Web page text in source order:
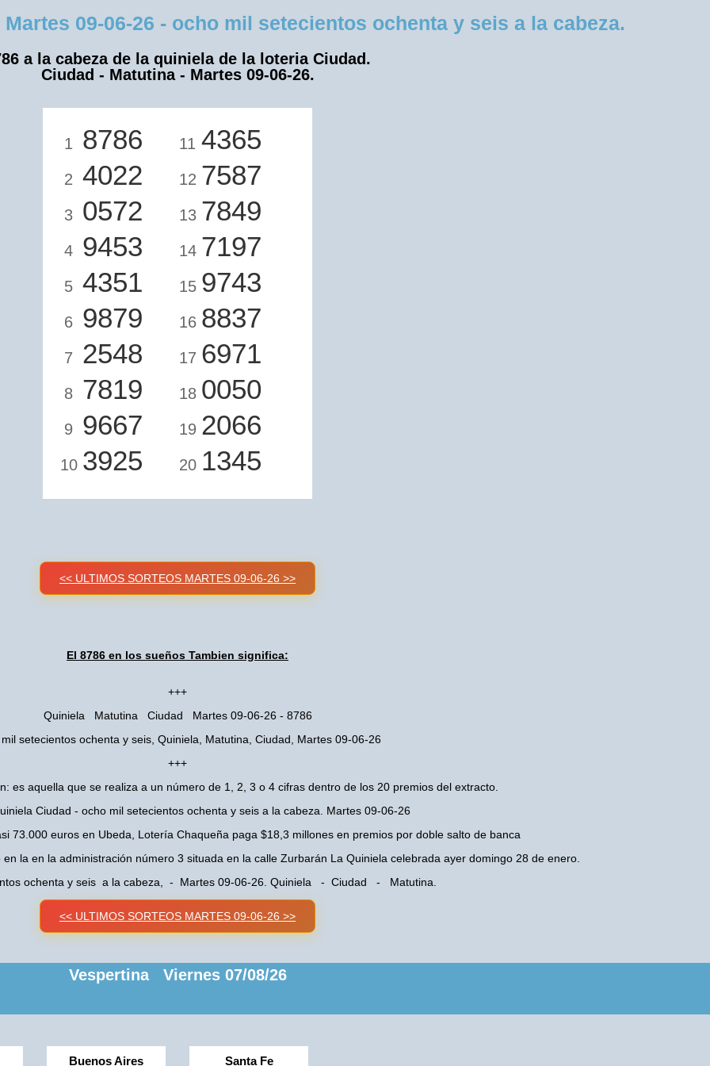
09-06-26 - ocho mil setecientos ochenta y seis a la cabeza.
a la cabeza de la quiniela de la loteria Ciudad.
Ciudad - Matutina - Martes 09-06-26.
1 8786
2 4022
3 0572
4 9453
5 4351
6 9879
7 2548
8 7819
9 9667
10 3925
11 4365
12 7587
13 7849
14 7197
15 9743
16 8837
17 6971
18 0050
19 2066
20 1345
<< ULTIMOS SORTEOS MARTES 09-06-26 >>
El 8786 en los sueños Tambien significa:
+++
Quiniela Matutina Ciudad Martes 09-06-26 - 8786
setecientos ochenta y seis, Quiniela, Matutina, Ciudad, Martes 09-06-26
+++
es aquella que se realiza a un número de 1, 2, 3 o 4 cifras dentro de los 20 premios del extracto.
Ciudad - ocho mil setecientos ochenta y seis a la cabeza. Martes 09-06-26
73.000 euros en Ubeda, Lotería Chaqueña paga $18,3 millones en premios por doble salto de banca
la en la administración número 3 situada en la calle Zurbarán La Quiniela celebrada ayer domingo 28 de enero.
ochenta y seis a la cabeza, - Martes 09-06-26. Quiniela - Ciudad - Matutina.
<< ULTIMOS SORTEOS MARTES 09-06-26 >>
Vespertina Viernes 07/08/26
Buenos Aires Santa Fe